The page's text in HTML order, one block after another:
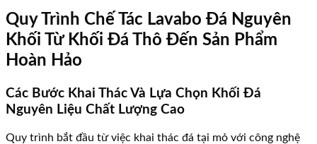
Quy Trình Chế Tác Lavabo Đá Nguyên
Khối Từ Khối Đá Thô Đến Sản Phẩm
Hoàn Hảo
Các Bước Khai Thác Và Lựa Chọn Khối Đá
Nguyên Liệu Chất Lượng Cao
Quy trình bắt đầu từ việc khai thác đá tại mỏ với công nghệ